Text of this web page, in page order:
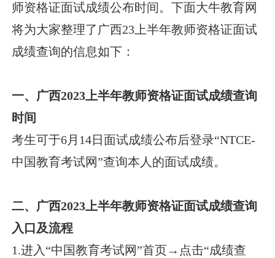
师资格证面试成绩公布时间。下面大牛教育网
将为大家整理了广西23上半年教师资格证面试
成绩查询的信息如下：
一、广西2023上半年教师资格证面试成绩查询
时间
考生可于6月14日面试成绩公布后登录“NTCE-
中国教育考试网”查询本人的面试成绩。
二、广西2023上半年教师资格证面试成绩查询
入口及流程
1.进入“中国教育考试网”首页→点击“成绩查